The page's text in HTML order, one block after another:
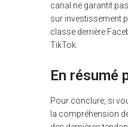
canal ne garantit
sur investissement
classe derrière
TikTok.
En résumé
Pour conclure, si
la compréhension